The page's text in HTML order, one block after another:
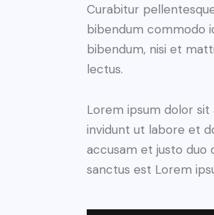
Curabitur
bibendum commodo
bibendum, nisi et
lectus.
Lorem ipsum dolor
invidunt ut labore et
accusam et justo duo
sanctus est Lorem